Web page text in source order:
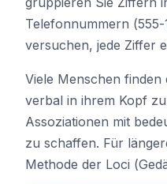
Telefonnummern
versuchen, jede Ziffer
Viele Menschen finden
verbal in ihrem Kopf
Assoziationen mit
zu schaffen. Für
Methode der Loci